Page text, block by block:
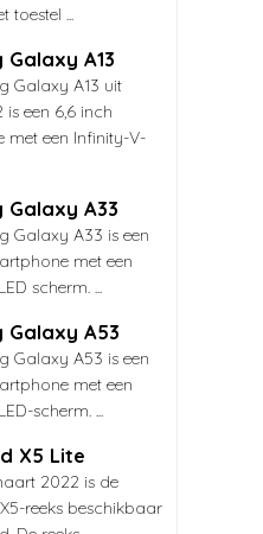
toestel ...
Galaxy A13
Galaxy A13 uit
een 6,6 inch
met een Infinity-V-
Galaxy A33
Galaxy A33 is een
met een
scherm. ...
Galaxy A53
Galaxy A53 is een
met een
scherm. ...
X5 Lite
2022 is de
reeks beschikbaar